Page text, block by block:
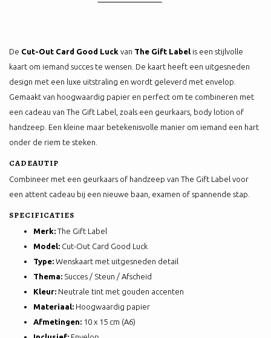
De Cut-Out Card Good Luck van The Gift Label is een stijlvolle
kaart om iemand succes te wensen. De kaart heeft een uitgesneden
design met een luxe uitstraling en wordt geleverd met envelop.
Gemaakt van hoogwaardig papier en perfect om te combineren met
een cadeau van The Gift Label, zoals een geurkaars, body lotion of
handzeep. Een kleine maar betekenisvolle manier om iemand een hart
onder de riem te steken.
CADEAUTIP
Combineer met een geurkaars of handzeep van The Gift Label voor
een attent cadeau bij een nieuwe baan, examen of spannende stap.
SPECIFICATIES
Merk: The Gift Label
Model: Cut-Out Card Good Luck
Type: Wenskaart met uitgesneden detail
Thema: Succes / Steun / Afscheid
Kleur: Neutrale tint met gouden accenten
Materiaal: Hoogwaardig papier
Afmetingen: 10 x 15 cm (A6)